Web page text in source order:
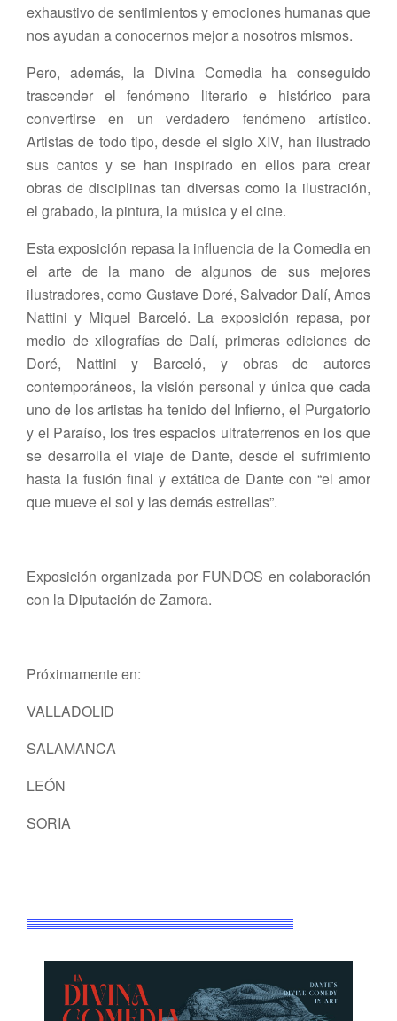
exhaustivo de sentimientos y emociones humanas que
nos ayudan a conocernos mejor a nosotros mismos.
Pero, además, la Divina Comedia ha conseguido
trascender el fenómeno literario e histórico para
convertirse en un verdadero fenómeno artístico.
Artistas de todo tipo, desde el siglo XIV, han ilustrado
sus cantos y se han inspirado en ellos para crear
obras de disciplinas tan diversas como la ilustración,
el grabado, la pintura, la música y el cine.
Esta exposición repasa la influencia de la Comedia en
el arte de la mano de algunos de sus mejores
ilustradores, como Gustave Doré, Salvador Dalí, Amos
Nattini y Miquel Barceló. La exposición repasa, por
medio de xilografías de Dalí, primeras ediciones de
Doré, Nattini y Barceló, y obras de autores
contemporáneos, la visión personal y única que cada
uno de los artistas ha tenido del Infierno, el Purgatorio
y el Paraíso, los tres espacios ultraterrenos en los que
se desarrolla el viaje de Dante, desde el sufrimiento
hasta la fusión final y extática de Dante con “el amor
que mueve el sol y las demás estrellas”.
Exposición organizada por FUNDOS en colaboración
con la Diputación de Zamora.
Próximamente en:
VALLADOLID
SALAMANCA
LEÓN
SORIA